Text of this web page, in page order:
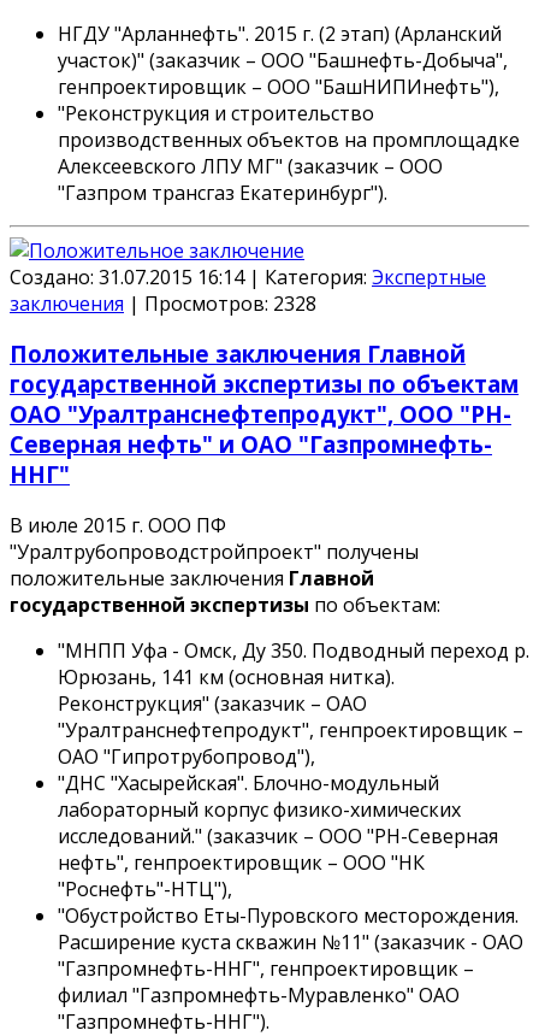
НГДУ "Арланнефть". 2015 г. (2 этап) (Арланский
участок)" (заказчик – ООО "Башнефть-Добыча",
генпроектировщик – ООО "БашНИПИнефть"),
"Реконструкция и строительство
производственных объектов на промплощадке
Алексеевского ЛПУ МГ" (заказчик – ООО
"Газпром трансгаз Екатеринбург").
Создано: 31.07.2015 16:14 | Категория: Экспертные
заключения | Просмотров: 2328
Положительные заключения Главной
государственной экспертизы по объектам
ОАО "Уралтранснефтепродукт", ООО "РН-
Северная нефть" и ОАО "Газпромнефть-
ННГ"
В июле 2015 г. ООО ПФ
"Уралтрубопроводстройпроект" получены
положительные заключения Главной
государственной экспертизы по объектам:
"МНПП Уфа - Омск, Ду 350. Подводный переход р.
Юрюзань, 141 км (основная нитка).
Реконструкция" (заказчик – ОАО
"Уралтранснефтепродукт", генпроектировщик –
ОАО "Гипротрубопровод"),
"ДНС "Хасырейская". Блочно-модульный
лабораторный корпус физико-химических
исследований." (заказчик – ООО "РН-Северная
нефть", генпроектировщик – ООО "НК
"Роснефть"-НТЦ"),
"Обустройство Еты-Пуровского месторождения.
Расширение куста скважин №11" (заказчик - ОАО
"Газпромнефть-ННГ", генпроектировщик –
филиал "Газпромнефть-Муравленко" ОАО
"Газпромнефть-ННГ").